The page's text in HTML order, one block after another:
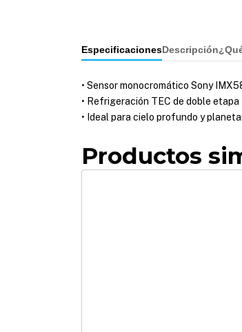
EspecificacionesDescripción
• Sensor monocromático Sony
• Refrigeración TEC de doble etapa
• Ideal para cielo profundo y
Productos